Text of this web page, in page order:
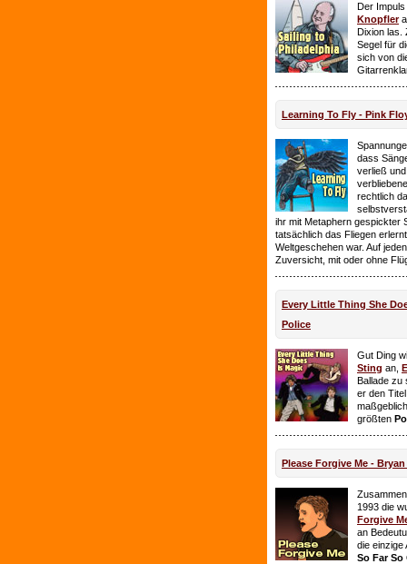
Der
Knopfler
Dixion las.
Segel für
sich von
Learning To Fly - Pink
dass
verließ
rechtlich
ihr mit Metaphern gespickter
tatsächlich das Fliegen
Weltgeschehen war. Auf
Zuversicht, mit oder ohne
Every Little Thing She
Police
Gut Ding
Sting an,
Ballade zu
er den
größten
Please Forgive Me -
1993 die
Forgive
an
die einzige
So Far So